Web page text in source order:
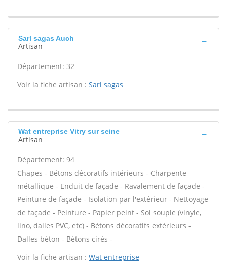
Sarl sagas Auch
Artisan
Département: 32
Voir la fiche artisan : Sarl sagas
Wat entreprise Vitry sur seine
Artisan
Département: 94
Chapes - Bétons décoratifs intérieurs - Charpente
métallique - Enduit de façade - Ravalement de façade -
Peinture de façade - Isolation par l'extérieur - Nettoyage
de façade - Peinture - Papier peint - Sol souple (vinyle,
lino, dalles PVC, etc) - Bétons décoratifs extérieurs -
Dalles béton - Bétons cirés -
Voir la fiche artisan : Wat entreprise